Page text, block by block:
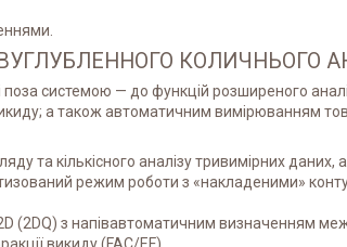
КОЛИЧНЬОГО
поза системою — до функцій розширеного
а також автоматичним вимірюванням
та кількісного аналізу тривимірних
режим роботи з «накладеними»
(2DQ) з напівавтоматичним визначенням